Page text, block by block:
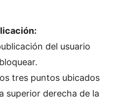
del usuario
tres puntos ubicados
superior derecha de la